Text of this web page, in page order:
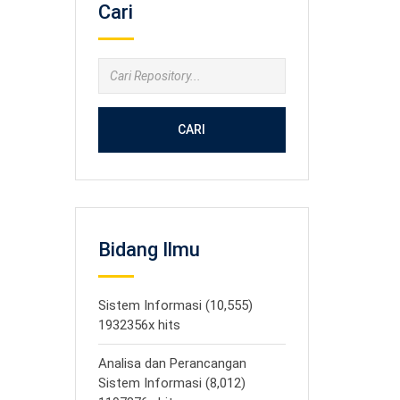
Cari
CARI
Bidang Ilmu
Sistem Informasi (10,555)
1932356x hits
Analisa dan Perancangan
Sistem Informasi (8,012)